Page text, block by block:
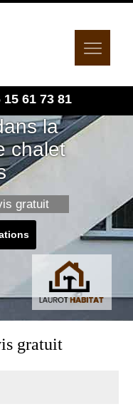
15 61 73 81
la
chalet
gratuit
gratuit